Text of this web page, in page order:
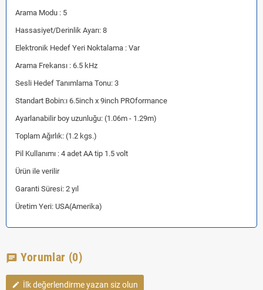
Arama Modu : 5
Hassasiyet/Derinlik Ayarı: 8
Elektronik Hedef Yeri Noktalama : Var
Arama Frekansı : 6.5 kHz
Sesli Hedef Tanımlama Tonu: 3
Standart Bobin:ı 6.5inch x 9inch PROformance
Ayarlanabilir boy uzunluğu: (1.06m - 1.29m)
Toplam Ağırlık: (1.2 kgs.)
Pil Kullanımı : 4 adet AA tip 1.5 volt
Ürün ile verilir
Garanti Süresi: 2 yıl
Üretim Yeri: USA(Amerika)
chat Yorumlar (0)
edit İlk değerlendirme yazan siz olun